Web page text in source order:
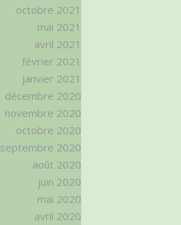
octobre 2021
mai 2021
avril 2021
février 2021
janvier 2021
décembre 2020
novembre 2020
octobre 2020
septembre 2020
août 2020
juin 2020
mai 2020
avril 2020